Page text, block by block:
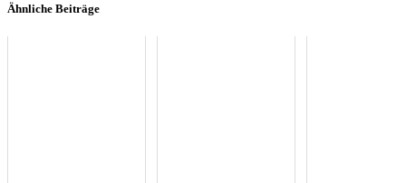
Ähnliche Beiträge